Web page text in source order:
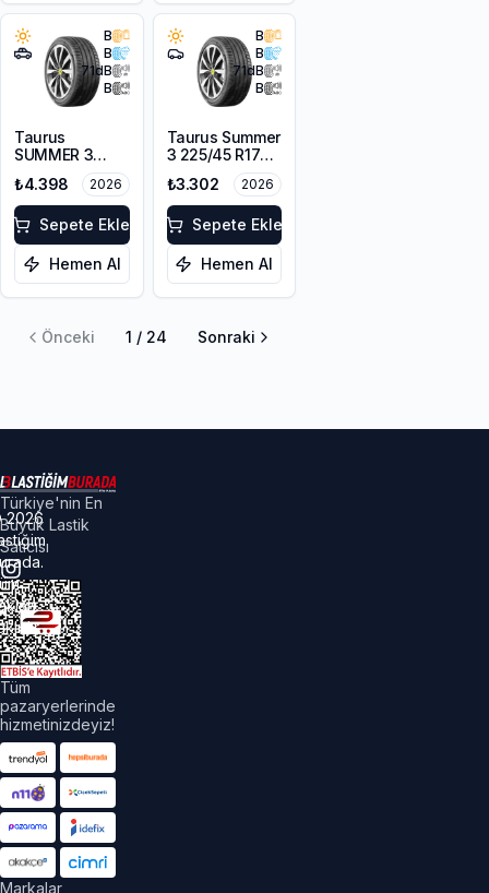
B
B
71dB
B
Taurus
SUMMER 3
215/55R18 99V
XL
₺4.398 2026
Sepete Ekle
Hemen Al
B
B
71dB
B
Taurus Summer
3 225/45 R17
₺3.302 2026
Sepete Ekle
Hemen Al
Önceki 1 / 24 Sonraki
Türkiye'nin En
Büyük Lastik
Satıcısı
Tüm
pazaryerlerinde
hizmetinizdeyiz!
Markalar
2026